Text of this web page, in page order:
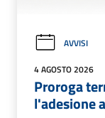
AVVISI
4 AGOSTO 2026
Proroga
l'adesione